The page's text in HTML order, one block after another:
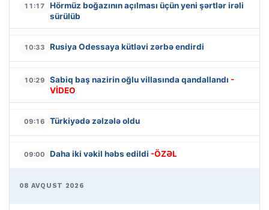
11:17
Hörmüz boğazının açılması üçün yeni şərtlər irəli
sürülüb
10:33 Rusiya Odessaya kütləvi zərbə endirdi
10:29 Sabiq baş nazirin oğlu villasında qandallandı -
VİDEO
09:16 Türkiyədə zəlzələ oldu
09:00 Daha iki vəkil həbs edildi -ÖZƏL
08 AVQUST 2026